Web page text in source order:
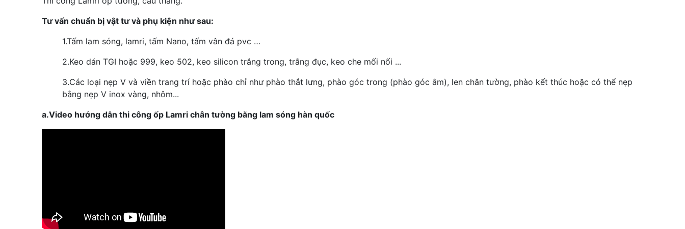
Tư vấn chuẩn bị vật tư và phụ kiện như sau:
1.Tấm lam sóng, lamri, tấm Nano, tấm vân đá pvc …
2.Keo dán TGI hoặc 999, keo 502, keo silicon trắng trong, trắng đục, keo che mối nối ...
3.Các loại nẹp V và viền trang trí hoặc phào chỉ như phào thắt lưng, phào góc trong (phào góc âm), len chân tường, phào kết thúc hoặc có thể nẹp
bằng nẹp V inox vàng, nhôm...
a.Video hướng dẫn thi công ốp Lamri chân tường bằng lam sóng hàn quốc